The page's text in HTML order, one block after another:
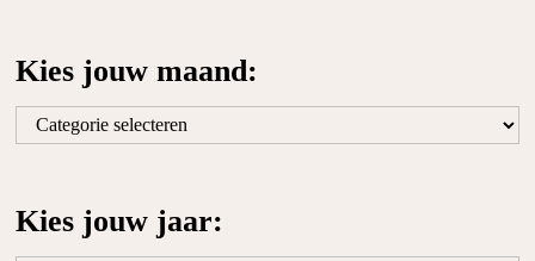
Kies jouw maand:
Kies
Kies jouw jaar: